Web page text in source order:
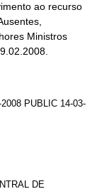
ao recurso
Ministros
PUBLIC 14-03-
DE